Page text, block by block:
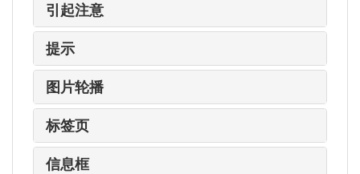
引起注意
提示
图片轮播
标签页
信息框